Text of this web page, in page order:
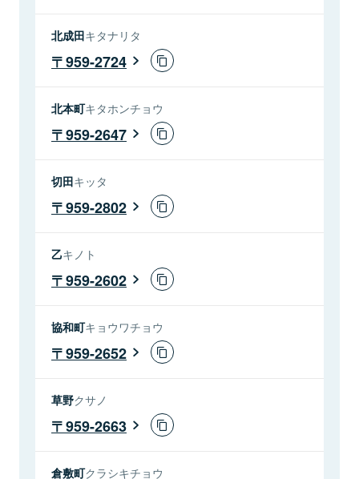
北成田キタナリタ
959-2724
北本町キタホンチョウ
959-2647
切田キッタ
959-2802
乙キノト
959-2602
協和町キョウワチョウ
959-2652
草野クサノ
959-2663
倉敷町クラシキチョウ